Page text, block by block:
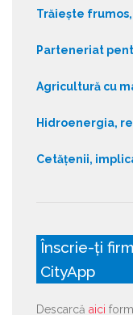
Trăiește frumos,
Parteneriat
Agricultură cu
Hidroenergia,
Cetățenii,
Înscrie-ți
CityApp
Descarcă aici